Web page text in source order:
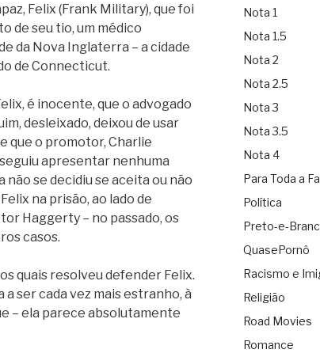
Felix (Frank Military), que foi
de seu tio, um médico
da Nova Inglaterra – a cidade
de Connecticut.
é inocente, que o advogado
desleixado, deixou de usar
que o promotor, Charlie
apresentar nenhuma
se decidiu se aceita ou não
na prisão, ao lado de
Haggerty – no passado, os
casos.
quais resolveu defender Felix.
ser cada vez mais estranho, à
– ela parece absolutamente
Nota 1
Nota 1.5
Nota 2
Nota 2.5
Nota 3
Nota 3.5
Nota 4
Para Toda a
Política
Preto-e-
QuasePornô
Racismo e
Religião
Road Movies
Romance